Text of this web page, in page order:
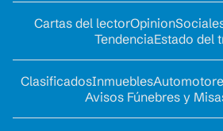
Cartas del lectorOpinion
TendenciaEstado del
ClasificadosInmuebles
Avisos Fúnebres y